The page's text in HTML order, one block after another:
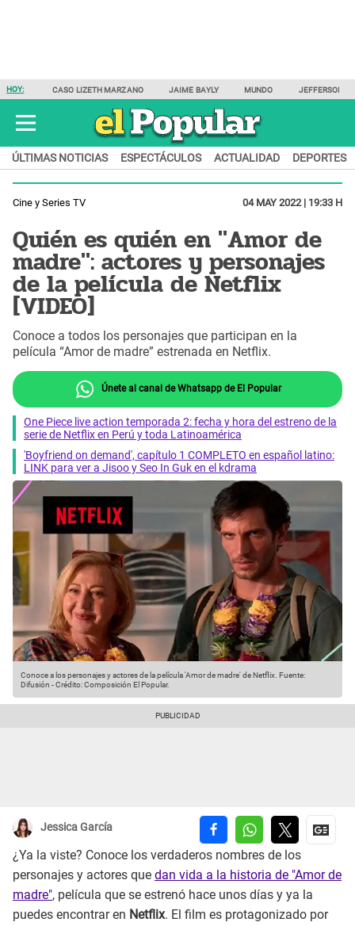
HOY: CASO LIZETH MARZANO JAIME BAYLY MUNDO JEFFERSON
ÚLTIMAS NOTICIAS ESPECTÁCULOS ACTUALIDAD DEPORTES
Cine y Series TV 04 MAY 2022 | 19:33 H
Quién es quién en "Amor de
madre": actores y personajes
de la película de Netflix
[VIDEO]
Conoce a todos los personajes que participan en la
película “Amor de madre” estrenada en Netflix.
Únete al canal de Whatsapp de El Popular
One Piece live action temporada 2: fecha y hora del estreno de la
serie de Netflix en Perú y toda Latinoamérica
'Boyfriend on demand', capítulo 1 COMPLETO en español latino:
LINK para ver a Jisoo y Seo In Guk en el kdrama
Conoce a los personajes y actores de la película 'Amor de madre' de Netflix. Fuente:
Difusión -Crédito: Composición El Popular.
Jessica García
¿Ya la viste? Conoce los verdaderos nombres de los
personajes y actores que dan vida a la historia de "Amor de
madre", película que se estrenó hace unos días y ya la
puedes encontrar en Netflix. El film es protagonizado por